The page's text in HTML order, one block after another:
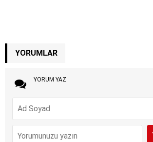
YORUMLAR
YORUM YAZ